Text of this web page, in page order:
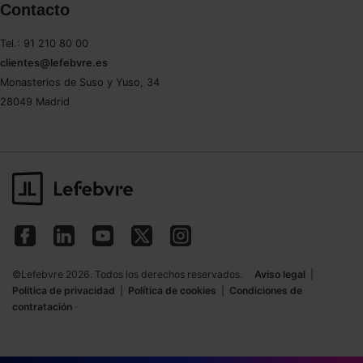
Contacto
Tel.: 91 210 80 00
clientes@lefebvre.es
Monasterios de Suso y Yuso, 34
28049 Madrid
©Lefebvre 2026. Todos los derechos reservados. Aviso legal
Política de privacidad
Política de cookies
Condiciones de
contratación ·